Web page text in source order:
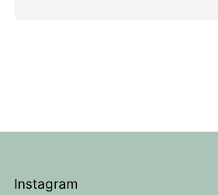
Instagram